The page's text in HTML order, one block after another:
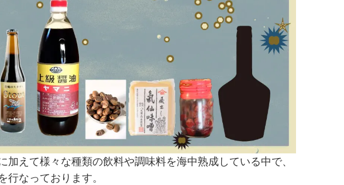
えて様々な種類の飲料や調味料を海中熟成している中で、
なっております。